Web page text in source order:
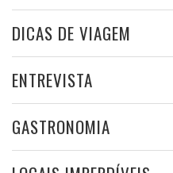
DICAS DE VIAGEM
ENTREVISTA
GASTRONOMIA